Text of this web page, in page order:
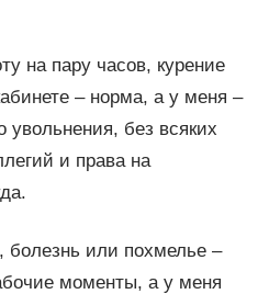
на пару часов, курение
– норма, а у меня –
увольнения, без всяких
и права на
болезнь или похмелье –
моменты, а у меня